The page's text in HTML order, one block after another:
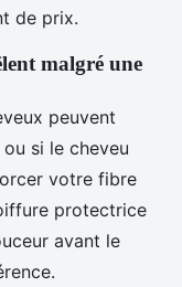
de prix.
malgré une
peuvent
si le cheveu
votre fibre
protectrice
avant le